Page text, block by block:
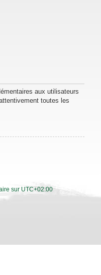
aux utilisateurs
toutes les
sur UTC+02:00